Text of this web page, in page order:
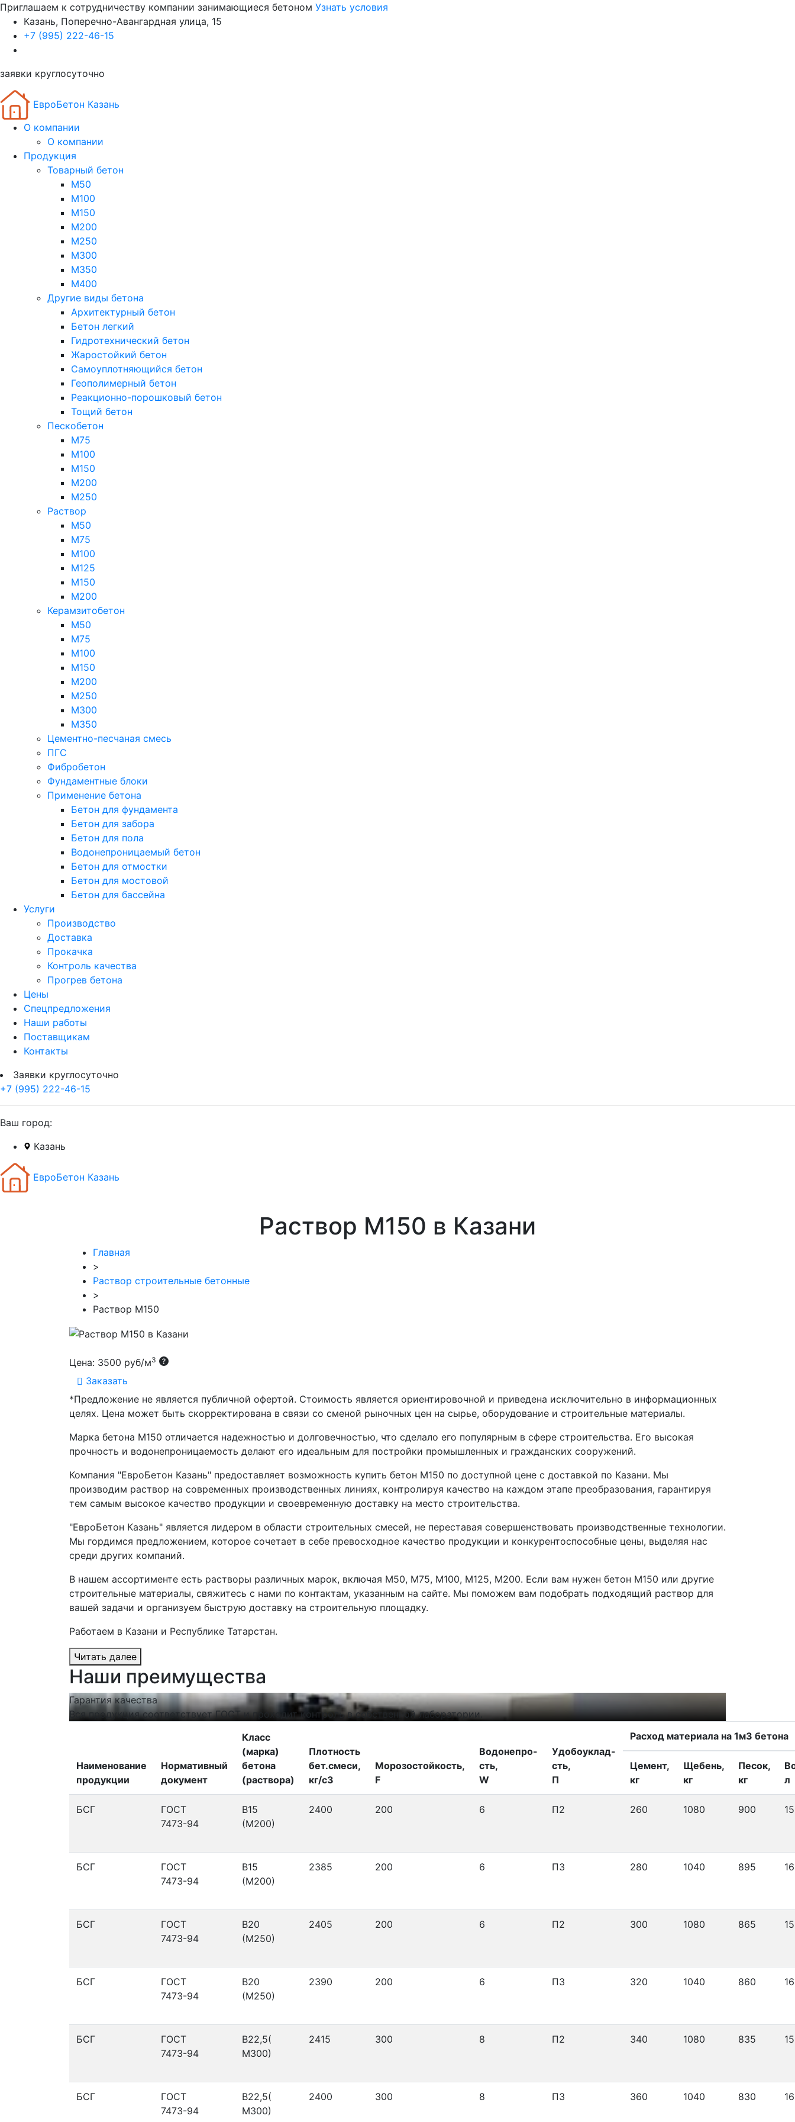
Приглашаем к сотрудничеству компании занимающиеся бетоном Узнать условия
Казань, Поперечно-Авангардная улица, 15
+7 (995) 222-46-15
заявки круглосуточно
ЕвроБетон Казань
О компании
О компании
Продукция
Товарный бетон
М50
М100
М150
М200
М250
М300
М350
М400
Другие виды бетона
Архитектурный бетон
Бетон легкий
Гидротехнический бетон
Жаростойкий бетон
Самоуплотняющийся бетон
Геополимерный бетон
Реакционно-порошковый бетон
Тощий бетон
Пескобетон
М75
М100
М150
М200
М250
Раствор
М50
М75
М100
М125
М150
М200
Керамзитобетон
М50
М75
М100
М150
М200
М250
М300
М350
Цементно-песчаная смесь
ПГС
Фибробетон
Фундаментные блоки
Применение бетона
Бетон для фундамента
Бетон для забора
Бетон для пола
Водонепроницаемый бетон
Бетон для отмостки
Бетон для мостовой
Бетон для бассейна
Услуги
Производство
Доставка
Прокачка
Контроль качества
Прогрев бетона
Цены
Спецпредложения
Наши работы
Поставщикам
Контакты
Заявки круглосуточно
+7 (995) 222-46-15
Ваш город:
Казань
ЕвроБетон Казань
Раствор М150 в Казани
Главная
>
Раствор строительные бетонные
>
Раствор М150
Цена: 3500 руб/м3
Заказать
*Предложение не является публичной офертой. Стоимость является ориентировочной и приведена исключительно в информационных
целях. Цена может быть скорректирована в связи со сменой рыночных цен на сырье, оборудование и строительные материалы.
Марка бетона М150 отличается надежностью и долговечностью, что сделало его популярным в сфере строительства. Его высокая
прочность и водонепроницаемость делают его идеальным для постройки промышленных и гражданских сооружений.
Компания "ЕвроБетон Казань" предоставляет возможность купить бетон М150 по доступной цене с доставкой по Казани. Мы
производим раствор на современных производственных линиях, контролируя качество на каждом этапе преобразования, гарантируя
тем самым высокое качество продукции и своевременную доставку на место строительства.
"ЕвроБетон Казань" является лидером в области строительных смесей, не переставая совершенствовать производственные технологии.
Мы гордимся предложением, которое сочетает в себе превосходное качество продукции и конкурентоспособные цены, выделяя нас
среди других компаний.
В нашем ассортименте есть растворы различных марок, включая М50, М75, М100, М125, М200. Если вам нужен бетон М150 или другие
строительные материалы, свяжитесь с нами по контактам, указанным на сайте. Мы поможем вам подобрать подходящий раствор для
вашей задачи и организуем быструю доставку на строительную площадку.
Работаем в Казани и Республике Татарстан.
Читать далее
Наши преимущества
Гарантия качества
Вся продукция соответствует ГОСТ и проходит контроль в собственной лаборатории.
Наименование
продукции
Нормативный
документ
Класс
(марка)
бетона
(раствора)
Плотность
бет.смеси,
кг/с3
Морозостойкость,
F
Водонепро-
сть,
W
Удобоуклад-
сть,
П
Расход материала на 1м3 бетона
Цемент,
кг
Щебень,
кг
Песок,
кг
л
БСГ
ГОСТ
7473-94
В15
(М200)
2400 200 6 П2 260 1080 900
БСГ
ГОСТ
7473-94
В15
(М200)
2385 200 6 П3 280 1040 895
БСГ
ГОСТ
7473-94
В20
(М250)
2405 200 6 П2 300 1080 865
БСГ
ГОСТ
7473-94
В20
(М250)
2390 200 6 П3 320 1040 860
БСГ
ГОСТ
7473-94
В22,5(
М300)
2415 300 8 П2 340 1080 835
БСГ
ГОСТ
7473-94
В22,5(
М300)
2400 300 8 П3 360 1040 830